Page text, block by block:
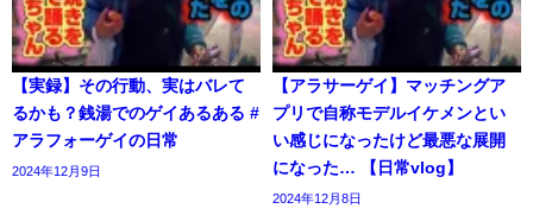
【実録】その行動、実はバレて
るかも？銭湯でのゲイあるある #
アラフォーゲイの日常
2024年12月9日
【アラサーゲイ】マッチングア
プリで自称モデルイケメンとい
い感じになったけど最悪な展開
になった… 【日常vlog】
2024年12月8日